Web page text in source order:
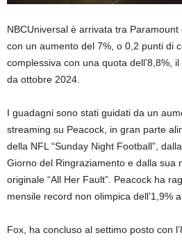
NBCUniversal è arrivata tra Paramount
con un aumento del 7%, o 0,2 punti di
complessiva con una quota dell’8,8%,
da ottobre 2024.
I guadagni sono stati guidati da un
streaming su Peacock, in gran parte
della NFL “Sunday Night Football”,
Giorno del Ringraziamento e dalla sua
originale “All Her Fault”. Peacock ha
mensile record non olimpica dell’1,9%
Fox, ha concluso al settimo posto con